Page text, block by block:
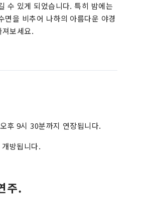
수 있게 되었습니다. 특히 밤에는
면을 비추어 나하의 아름다운 야경
보세요.
후 9시 30분까지 연장됩니다.
방됩니다.
주.